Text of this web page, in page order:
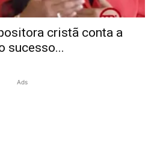
cristã conta a
sucesso...
Ads